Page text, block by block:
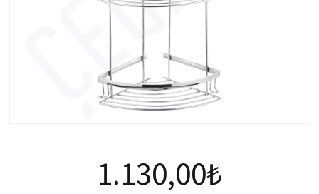
1.130,00₺